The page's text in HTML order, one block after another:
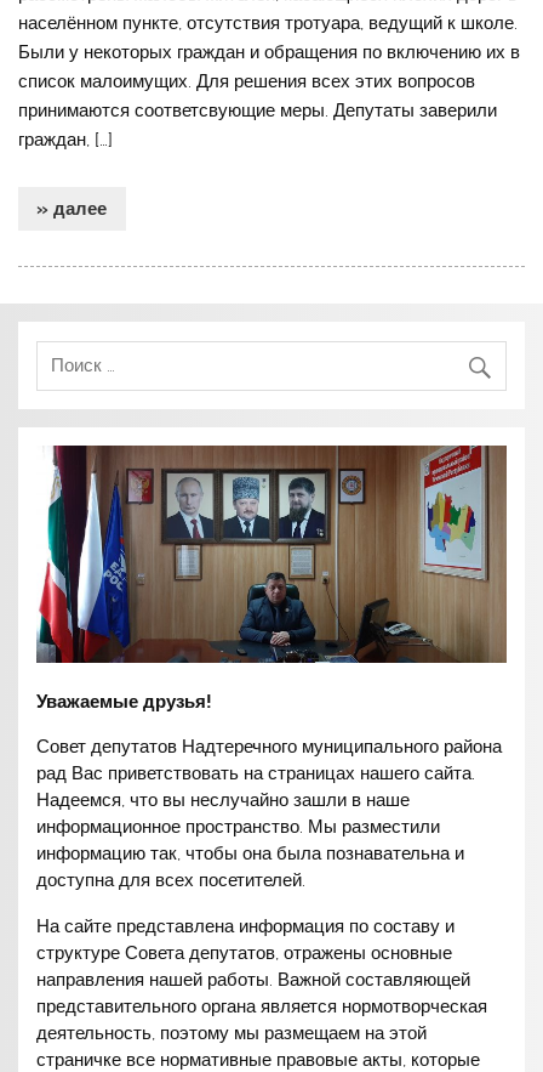
населённом пункте, отсутствия тротуара, ведущий к школе.
Были у некоторых граждан и обращения по включению их в
список малоимущих. Для решения всех этих вопросов
принимаются соответсвующие меры. Депутаты заверили
граждан, […]
» далее
Уважаемые друзья!
Совет депутатов Надтеречного муниципального района
рад Вас приветствовать на страницах нашего сайта.
Надеемся, что вы неслучайно зашли в наше
информационное пространство. Мы разместили
информацию так, чтобы она была познавательна и
доступна для всех посетителей.
На сайте представлена информация по составу и
структуре Совета депутатов, отражены основные
направления нашей работы. Важной составляющей
представительного органа является нормотворческая
деятельность, поэтому мы размещаем на этой
страничке все нормативные правовые акты, которые